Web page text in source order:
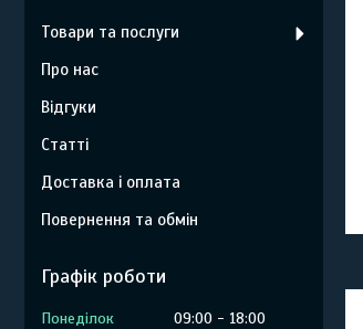
Товари та послуги
Про нас
Відгуки
Статті
Доставка і оплата
Повернення та обмін
Графік роботи
Понеділок 09:00
18:00